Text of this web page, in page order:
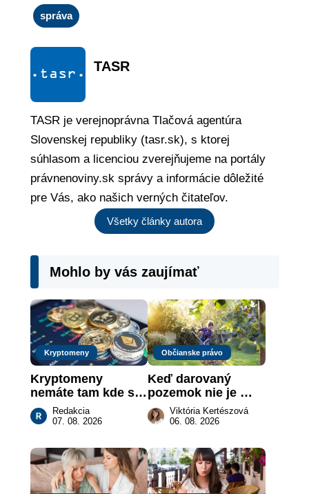
správa
TASR
TASR je verejnoprávna Tlačová agentúra
Slovenskej republiky (tasr.sk), s ktorej
súhlasom a licenciou zverejňujeme na portály
právnenoviny.sk správy a informácie dôležité
pre Vás, ako našich verných čitateľov.
Všetky články autora
Mohlo by vás zaujímať
Kryptomeny
Kryptomeny
nemáte tam kde si
myslíte: Viete, kde
sa naozaj
Redakcia
07. 08. 2026
Občianske právo
Keď darovaný
pozemok nie je
„hotová vec“: kedy
môže darca žiadať
Viktória Kertészová
06. 08. 2026